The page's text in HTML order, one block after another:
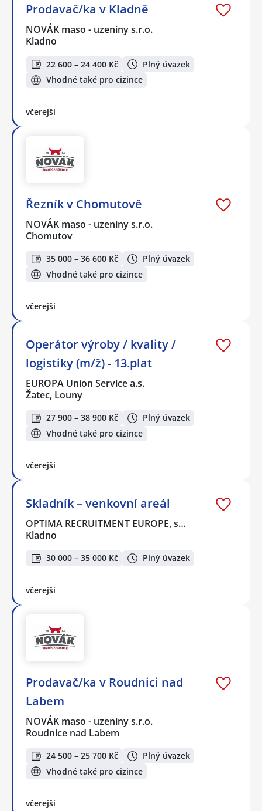
Prodavač/ka v Kladně
NOVÁK maso - uzeniny s.r.o.
Kladno
22 600 – 24 400 Kč
Plný úvazek
Vhodné také pro cizince
včerejší
Řezník v Chomutově
NOVÁK maso - uzeniny s.r.o.
Chomutov
35 000 – 36 600 Kč
Plný úvazek
Vhodné také pro cizince
včerejší
Operátor výroby / kvality /
logistiky (m/ž) - 13.plat
EUROPA Union Service a.s.
Žatec, Louny
27 900 – 38 900 Kč
Plný úvazek
Vhodné také pro cizince
včerejší
Skladník – venkovní areál
OPTIMA RECRUITMENT EUROPE, s…
Kladno
30 000 – 35 000 Kč Plný úvazek
včerejší
Prodavač/ka v Roudnici nad
Labem
NOVÁK maso - uzeniny s.r.o.
Roudnice nad Labem
24 500 – 25 700 Kč
Plný úvazek
Vhodné také pro cizince
včerejší